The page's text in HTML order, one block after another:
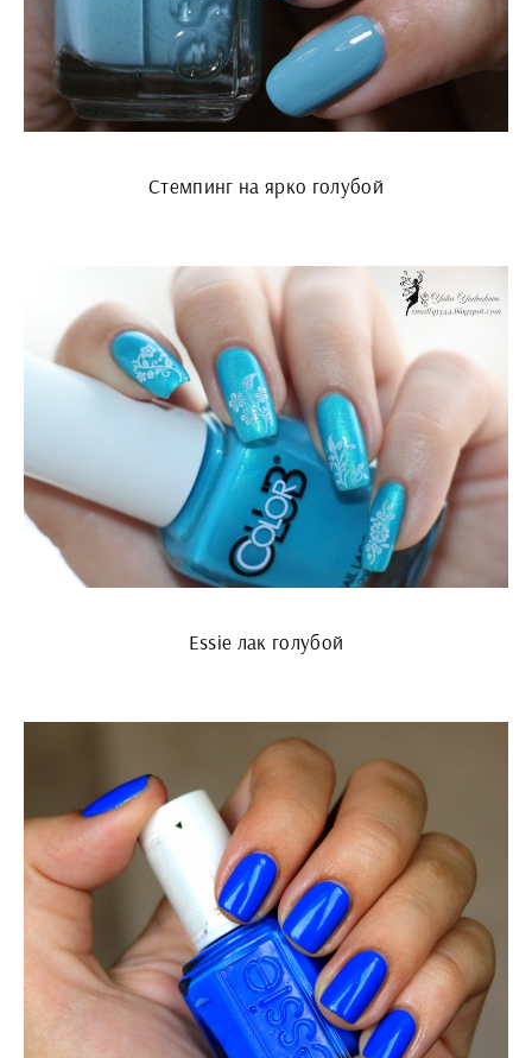
Стемпинг на ярко голубой
Essie лак голубой